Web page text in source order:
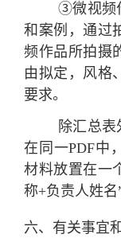
③微视频
和案例，通过
频作品所拍摄
由拟定，风格
要求。
除汇总
在同一PDF中
材料放置在一
称+负责人姓名”
六、有关事宜